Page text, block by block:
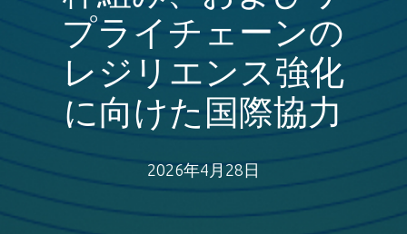
プライチェーンの
レジリエンス強化
に向けた国際協力
2026年4月28日